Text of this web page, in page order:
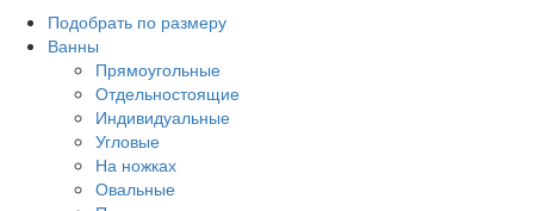
Подобрать по размеру
Ванны
Прямоугольные
Отдельностоящие
Индивидуальные
Угловые
На ножках
Овальные